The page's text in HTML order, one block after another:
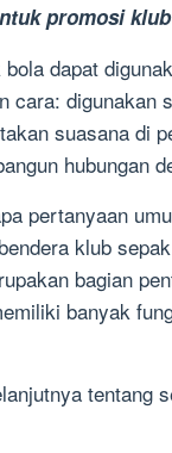
promosi
dapat
cara: digunakan
suasana di
hubungan
pertanyaan
klub
bagian
banyak
tentang